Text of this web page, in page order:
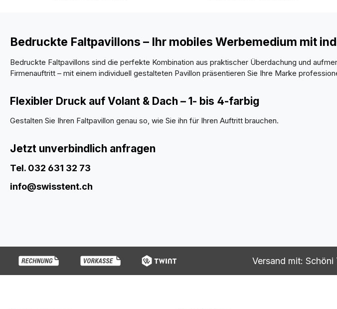
Bedruckte Faltpavillons – Ihr mobiles Werbemedium mit
Bedruckte Faltpavillons sind die perfekte Kombination aus praktischer Überdachung und
Firmenauftritt – mit einem individuell gestalteten Pavillon präsentieren Sie Ihre Marke
Flexibler Druck auf Volant & Dach – 1- bis 4-farbig
Gestalten Sie Ihren Faltpavillon genau so, wie Sie ihn für Ihren Auftritt brauchen.
Jetzt unverbindlich anfragen
Tel. 032 631 32 73
info@swisstent.ch
Versand mit: Schöni